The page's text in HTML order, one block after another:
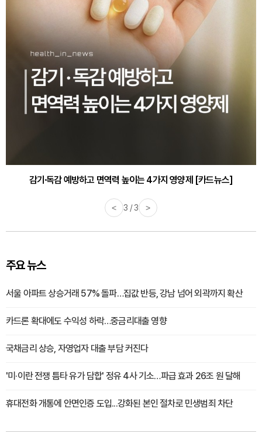
감기·독감 예방하고 면역력 높이는 4가지 영양제 [카드뉴스]
< 3 / 3 >
주요 뉴스
서울 아파트 상승거래 57% 돌파…집값 반등, 강남 넘어 외곽까지 확산
카드론 확대에도 수익성 하락…중금리대출 영향
국채금리 상승, 자영업자 대출 부담 커진다
'미·이란 전쟁 틈타 유가 담합' 정유 4사 기소…파급 효과 26조 원 달해
휴대전화 개통에 안면인증 도입...강화된 본인 절차로 민생범죄 차단